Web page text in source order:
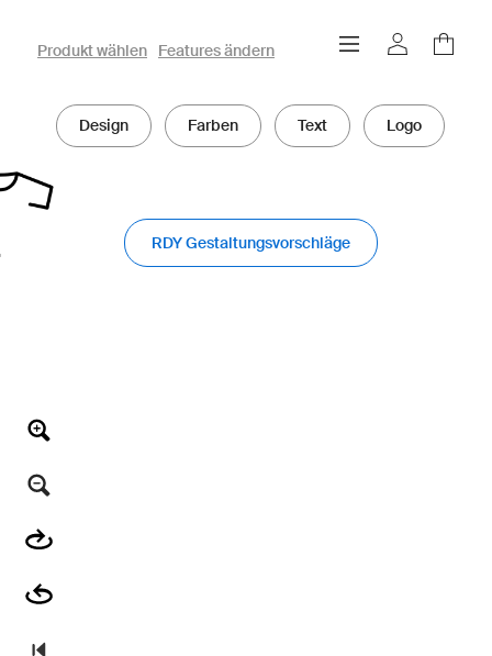
owayo 3D-Konfigurator
Produkt wählen Features ändern
Design Farben Text Logo
RDY Gestaltungsvorschläge